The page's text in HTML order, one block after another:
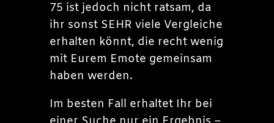
75 ist jedoch nicht ratsam, da
ihr sonst SEHR viele Vergleiche
erhalten könnt, die recht wenig
mit Eurem Emote gemeinsam
haben werden.
Im besten Fall erhaltet Ihr bei